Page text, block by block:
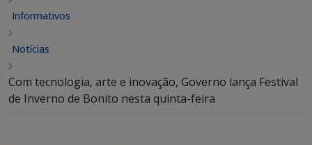
Informativos
Notícias
Com tecnologia, arte e inovação, Governo lança Festival
de Inverno de Bonito nesta quinta-feira